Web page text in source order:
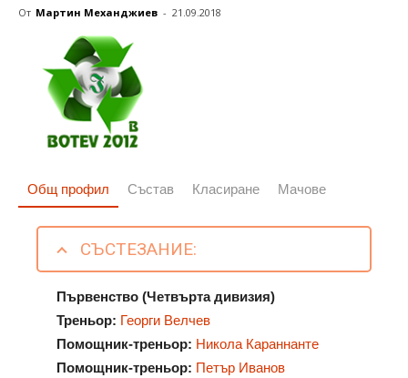
От Мартин Механджиев - 21.09.2018
Общ профил Състав Класиране Мачове
СЪСТЕЗАНИЕ:
Първенство (Четвърта дивизия)
Треньор: Георги Велчев
Помощник-треньор: Никола Караннанте
Помощник-треньор: Петър Иванов